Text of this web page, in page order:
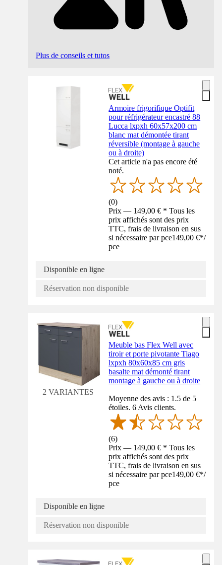
Plus de conseils et tutos
Armoire frigorifique Optifit
pour réfrigérateur encastré 88
Lucca lxpxh 60x57x200 cm
blanc mat démontée tirant
réversible (montage à gauche
ou à droite)
Cet article n'a pas encore été
noté.
(0)
Prix — 149,00 € * Tous les
prix affichés sont des prix
TTC, frais de livraison en sus
si nécessaire par pce149,00 €*/
pce
Disponible en ligne
Réservation non disponible
2 VARIANTES
Meuble bas Flex Well avec
tiroir et porte pivotante Tiago
lxpxh 80x60x85 cm gris
basalte mat démonté tirant
montage à gauche ou à droite
Moyenne des avis : 1.5 de 5
étoiles. 6 Avis clients.
(6)
Prix — 149,00 € * Tous les
prix affichés sont des prix
TTC, frais de livraison en sus
si nécessaire par pce149,00 €*/
pce
Disponible en ligne
Réservation non disponible